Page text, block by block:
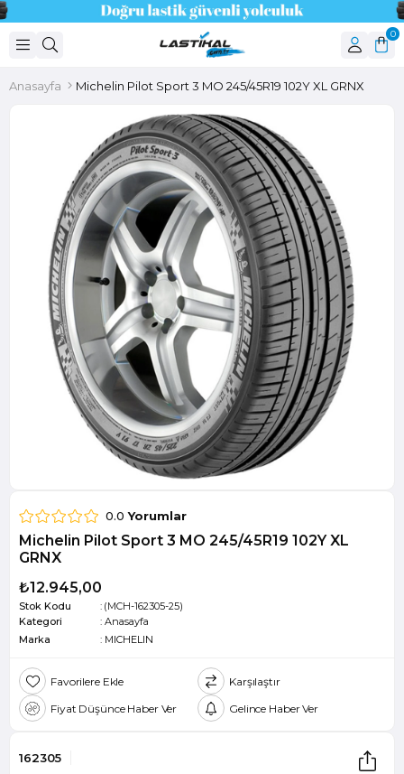
0
Anasayfa Michelin Pilot Sport 3 MO 245/45R19 102Y XL GRNX
0.0 Yorumlar
Michelin Pilot Sport 3 MO 245/45R19 102Y XL
GRNX
₺12.945,00
Stok Kodu
(MCH-162305-25)
Kategori
: Anasayfa
Marka
: MICHELIN
Favorilere Ekle
Karşılaştır
Fiyat Düşünce Haber Ver
Gelince Haber Ver
162305